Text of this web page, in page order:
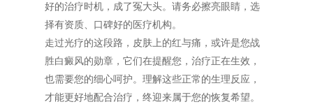
好的治疗时机，成了冤大头。请务必擦亮眼睛，选
择有资质、口碑好的医疗机构。
走过光疗的这段路，皮肤上的红与痛，或许是您战
胜白癜风的勋章，它们在提醒您，治疗正在生效，
也需要您的细心呵护。理解这些正常的生理反应，
才能更好地配合治疗，终迎来属于您的恢复希望。